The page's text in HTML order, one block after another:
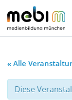
« Alle
Diese